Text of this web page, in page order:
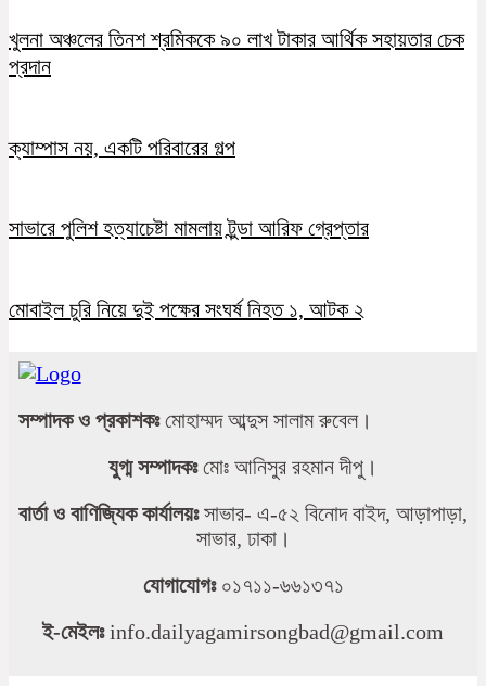
খুলনা অঞ্চলের তিনশ শ্রমিককে ৯০ লাখ টাকার আর্থিক সহায়তার চেক
প্রদান
ক্যাম্পাস নয়, একটি পরিবারের গল্প
সাভারে পুলিশ হত্যাচেষ্টা মামলায় টুন্ডা আরিফ গ্রেপ্তার
মোবাইল চুরি নিয়ে দুই পক্ষের সংঘর্ষ নিহত ১, আটক ২
সম্পাদক ও প্রকাশকঃমোহাম্মদ আব্দুস সালাম রুবেল।
যুগ্ম সম্পাদকঃমোঃ আনিসুর রহমান দীপু।
বার্তা ও বাণিজ্যিক কার্যালয়ঃসাভার- এ-৫২ বিনোদ বাইদ, আড়াপাড়া,
সাভার, ঢাকা।
যোগাযোগঃ০১৭১১-৬৬১৩৭১
ই-মেইলঃinfo.dailyagamirsongbad@gmail.com